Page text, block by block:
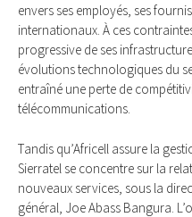
envers ses employés, ses
internationaux. À ces
progressive de ses
évolutions technologiques du
entraîné une perte de
télécommunications.
Tandis qu’Africell assure la
Sierratel se concentre sur la
nouveaux services, sous la
général, Joe Abass Bangura.